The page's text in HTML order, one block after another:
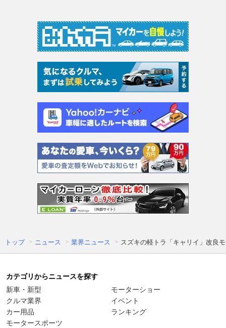
トップ ニュース 業界ニュース スズキの軽トラ「キャリイ」改良
カテゴリからニュースを探す
新車・新型
クルマ業界
カー用品
モータースポーツ
モーターショー
イベント
ランキング